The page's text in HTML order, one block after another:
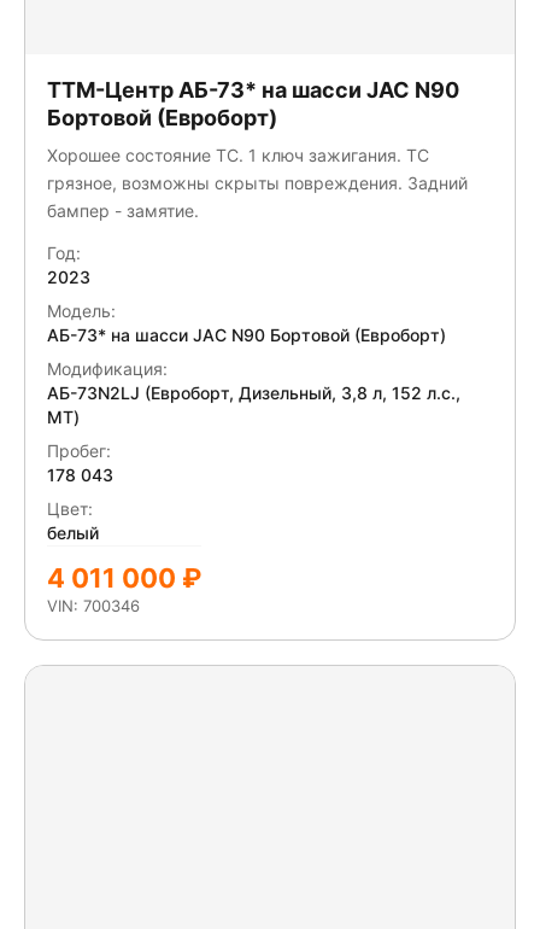
ТТМ-Центр АБ-73* на шасси JAC N90
Бортовой (Евроборт)
Хорошее состояние ТС. 1 ключ зажигания. ТС
грязное, возможны скрыты повреждения. Задний
бампер - замятие.
Год:
2023
Модель:
АБ-73* на шасси JAC N90 Бортовой (Евроборт)
Модификация:
АБ-73N2LJ (Евроборт, Дизельный, 3,8 л, 152 л.с.,
МТ)
Пробег:
178 043
Цвет:
белый
4 011 000 ₽
VIN: 700346